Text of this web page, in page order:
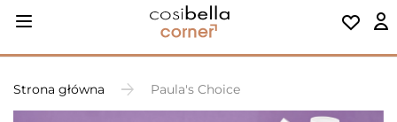
Strona główna Paula's Choice